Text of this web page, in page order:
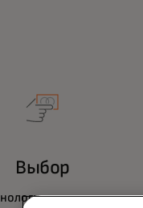
Выбор
клиенты могут